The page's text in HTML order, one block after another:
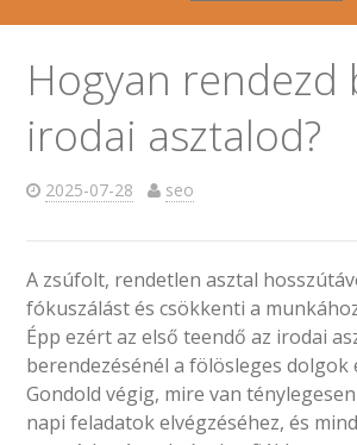
Hogyan rendezd
irodai asztalod?
2025-07-28 seo
A zsúfolt, rendetlen asztal
fókuszálást és csökkenti a
Épp ezért az első teendő az irodai
berendezésénél a fölösleges dolgok
Gondold végig, mire van
napi feladatok elvégzéséhez, és